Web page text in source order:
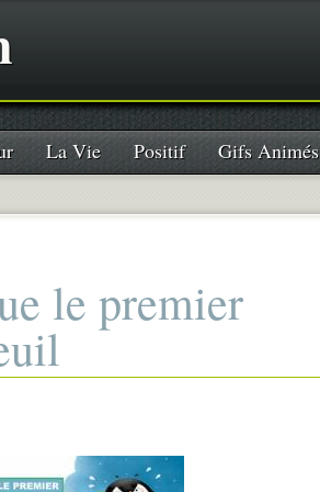
La Vie Positif Gifs Animés
le premier